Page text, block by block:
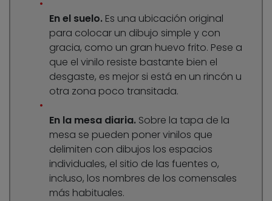
En el suelo. Es una ubicación original
para colocar un dibujo simple y con
gracia, como un gran huevo frito. Pese a
que el vinilo resiste bastante bien el
desgaste, es mejor si está en un rincón u
otra zona poco transitada.
En la mesa diaria. Sobre la tapa de la
mesa se pueden poner vinilos que
delimiten con dibujos los espacios
individuales, el sitio de las fuentes o,
incluso, los nombres de los comensales
más habituales.